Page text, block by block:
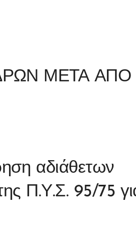
ΜΕΤΑ ΑΠΟ
αδιάθετων
Π.Υ.Σ. 95/75